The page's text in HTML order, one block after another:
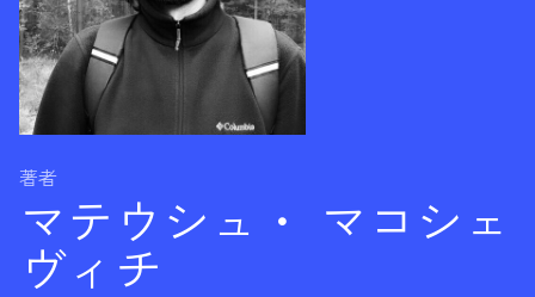
著者
マテウシュ・ マコシェ
ヴィチ